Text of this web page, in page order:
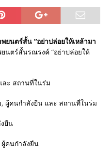
ยนตร์สั้น “อย่าปล่อยให้เหล้ามา
นตร์สั้นรณรงค์ “อย่าปล่อยให้